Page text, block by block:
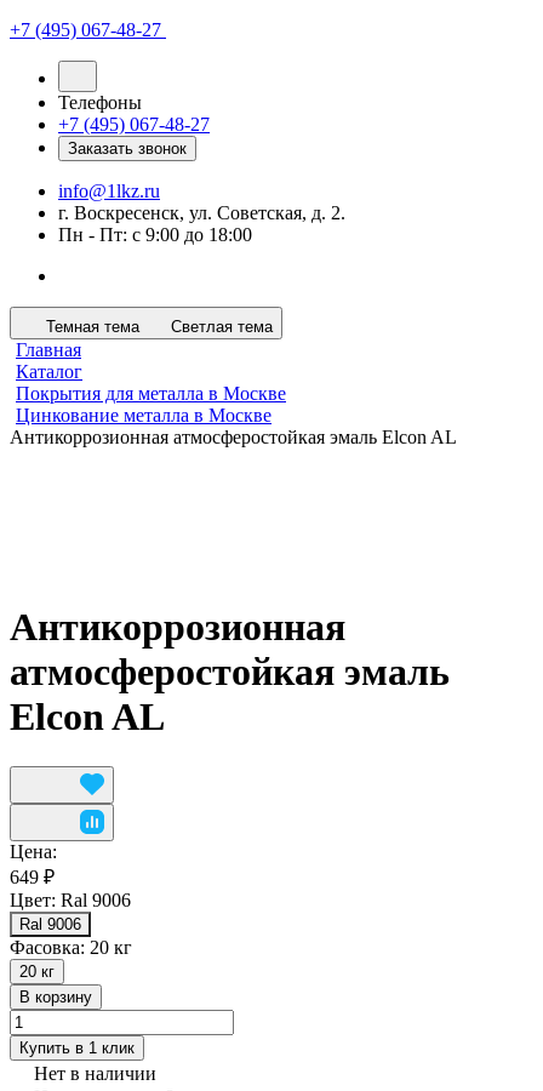
+7 (495) 067-48-27
Телефоны
+7 (495) 067-48-27
Заказать звонок
info@1lkz.ru
г. Воскресенск, ул. Советская, д. 2.
Пн - Пт: с 9:00 до 18:00
Темная тема Светлая тема
Главная
Каталог
Покрытия для металла в Москве
Цинкование металла в Москве
Антикоррозионная атмосферостойкая эмаль Elcon AL
Антикоррозионная
атмосферостойкая эмаль
Elcon AL
Цена:
649 ₽
Цвет: Ral 9006
Ral 9006
Фасовка: 20 кг
20 кг
В корзину
Купить в 1 клик
Нет в наличии